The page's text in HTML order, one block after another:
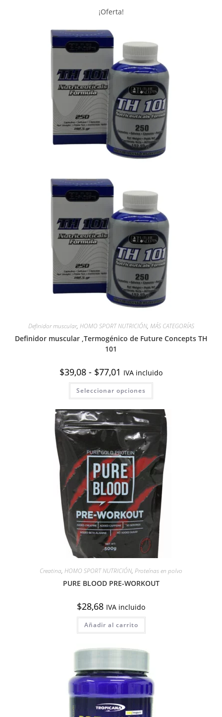
¡Oferta!
Definidor muscular, HOMO SPORT NUTRICIÓN, MÁS CATEGORÍAS
Definidor muscular ,Termogénico de Future Concepts TH
101
$39,08 - $77,01 Rango
de
precios:
desde
$39,08
$77,01
IVA incluido
Seleccionar opciones
Este
tiene
variantes.
opciones
pueden
elegir
en
la
página
de
producto
Creatina, HOMO SPORT NUTRICIÓN, Proteínas en polvo
PURE BLOOD PRE-WORKOUT
$28,68 IVA incluido
Añadir al carrito